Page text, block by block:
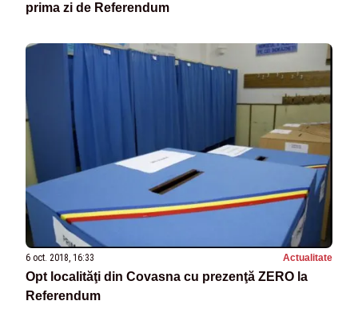
prima zi de Referendum
6 oct. 2018, 16:33 Actualitate
Opt localităţi din Covasna cu prezenţă ZERO la
Referendum